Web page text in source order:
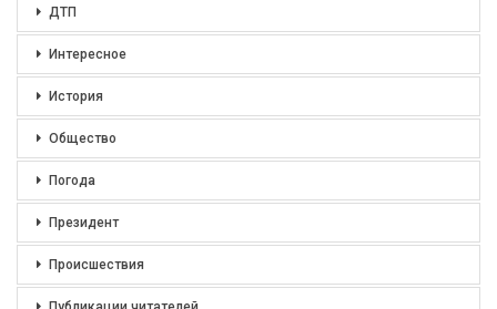
ДТП
Интересное
История
Общество
Погода
Президент
Происшествия